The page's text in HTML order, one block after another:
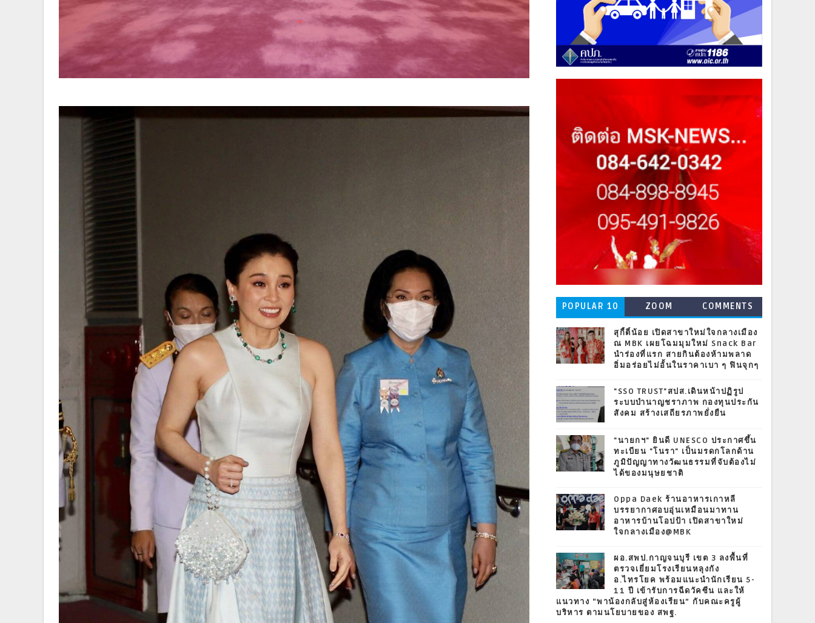
POPULAR 10 ZOOM COMMENTS
สุกี้ตี๋น้อย เปิดสาขาใหม่ใจกลางเมือง
ณ MBK เผยโฉมมุมใหม่ Snack Bar
นำร่องที่แรก สายกินต้องห้ามพลาด
อิ่มอร่อยไม่อั้นในราคาเบา ๆ ฟินจุกๆ
"SSO TRUST"สปส.เดินหน้าปฏิรูป
ระบบบำนาญชราภาพ กองทุนประกัน
สังคม สร้างเสถียรภาพยั่งยืน
"นายกฯ" ยินดี UNESCO ประกาศขึ้น
ทะเบียน "โนรา" เป็นมรดกโลกด้าน
ภูมิปัญญาทางวัฒนธรรมที่จับต้องไม่
ได้ของมนุษยชาติ
Oppa Daek ร้านอาหารเกาหลี
บรรยากาศอบอุ่นเหมือนมาทาน
อาหารบ้านโอปป้า เปิดสาขาใหม่
ใจกลางเมือง@MBK
ผอ.สพป.กาญจนบุรี เขต 3 ลงพื้นที่
ตรวจเยี่ยมโรงเรียนหลุงกัง
อ.ไทรโยค พร้อมแนะนำนักเรียน 5-
11 ปี เข้ารับการฉีดวัคซีน และให้
แนวทาง “พาน้องกลับสู่ห้องเรียน” กับคณะครูผู้
บริหาร ตามนโยบายของ สพฐ.